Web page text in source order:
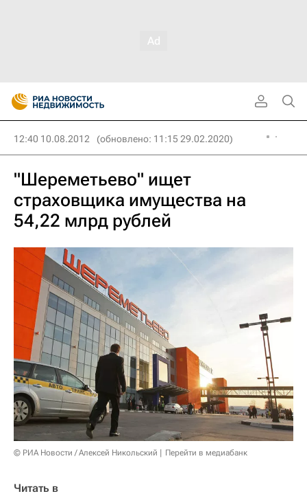
12:40 10.08.2012 (обновлено: 11:15 29.02.2020)
"Шереметьево" ищет
страховщика имущества на
54,22 млрд рублей
© РИА Новости / Алексей Никольский Перейти в медиабанк
Читать в